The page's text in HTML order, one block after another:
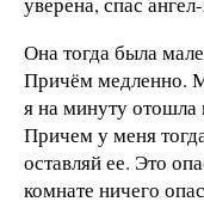
Она тогда была
Причём медленно.
я на минуту отошла
Причем у меня
оставляй ее. Это
комнате ничего